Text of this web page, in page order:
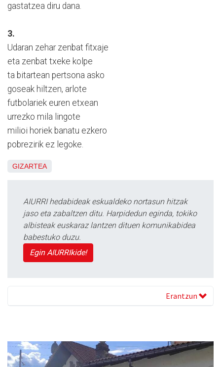
gastatzea diru dana.
3.
Udaran zehar zenbat fitxaje
eta zenbat txeke kolpe
ta bitartean pertsona asko
goseak hiltzen, arlote
futbolariek euren etxean
urrezko mila lingote
milioi horiek banatu ezkero
pobrezirik ez legoke.
GIZARTEA
AIURRI hedabideak eskualdeko nortasun hitzak
jaso eta zabaltzen ditu. Harpidedun eginda, tokiko
albisteak euskaraz lantzen dituen komunikabidea
babestuko duzu.
Egin AIURRIkide!
Erantzun